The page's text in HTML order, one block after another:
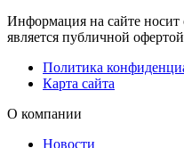
Информация на сайте носит
является публичной
Политика
Карта сайта
О компании
Новости